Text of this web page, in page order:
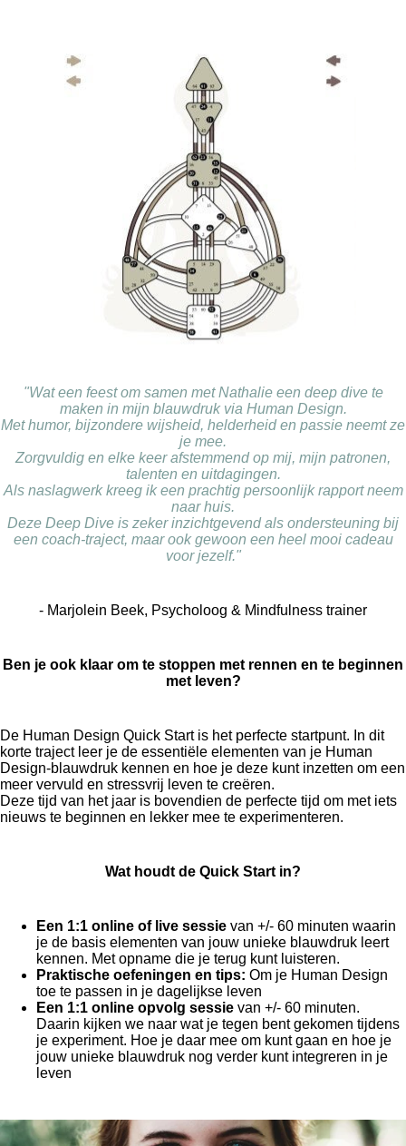
"Wat een feest om samen met Nathalie een deep dive te
maken in mijn blauwdruk via Human Design.
Met humor, bijzondere wijsheid, helderheid en passie neemt ze
je mee.
Zorgvuldig en elke keer afstemmend op mij, mijn patronen,
talenten en uitdagingen.
Als naslagwerk kreeg ik een prachtig persoonlijk rapport neem
naar huis.
Deze Deep Dive is zeker inzichtgevend als ondersteuning bij
een coach-traject, maar ook gewoon een heel mooi cadeau
voor jezelf."
- Marjolein Beek, Psycholoog & Mindfulness trainer
Ben je ook klaar om te stoppen met rennen en te beginnen
met leven?
De Human Design Quick Start is het perfecte startpunt. In dit
korte traject leer je de essentiële elementen van je Human
Design-blauwdruk kennen en hoe je deze kunt inzetten om een
meer vervuld en stressvrij leven te creëren.
Deze tijd van het jaar is bovendien de perfecte tijd om met iets
nieuws te beginnen en lekker mee te experimenteren.
Wat houdt de Quick Start in?
Een 1:1 online of live sessie van +/- 60 minuten waarin
je de basis elementen van jouw unieke blauwdruk leert
kennen. Met opname die je terug kunt luisteren.
Praktische oefeningen en tips: Om je Human Design
toe te passen in je dagelijkse leven
Een 1:1 online opvolg sessie van +/- 60 minuten.
Daarin kijken we naar wat je tegen bent gekomen tijdens
je experiment. Hoe je daar mee om kunt gaan en hoe je
jouw unieke blauwdruk nog verder kunt integreren in je
leven